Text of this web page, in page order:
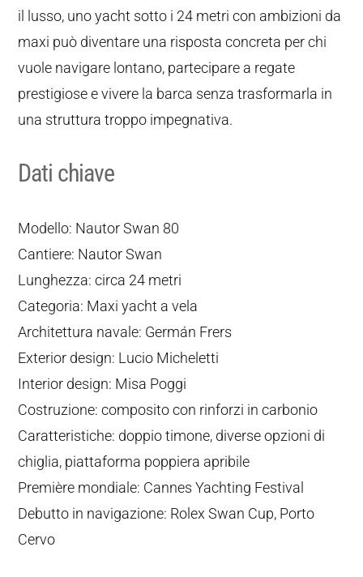
il lusso, uno yacht sotto i 24 metri con ambizioni da
maxi può diventare una risposta concreta per chi
vuole navigare lontano, partecipare a regate
prestigiose e vivere la barca senza trasformarla in
una struttura troppo impegnativa.
Dati chiave
Modello: Nautor Swan 80
Cantiere: Nautor Swan
Lunghezza: circa 24 metri
Categoria: Maxi yacht a vela
Architettura navale: Germán Frers
Exterior design: Lucio Micheletti
Interior design: Misa Poggi
Costruzione: composito con rinforzi in carbonio
Caratteristiche: doppio timone, diverse opzioni di
chiglia, piattaforma poppiera apribile
Première mondiale: Cannes Yachting Festival
Debutto in navigazione: Rolex Swan Cup, Porto
Cervo